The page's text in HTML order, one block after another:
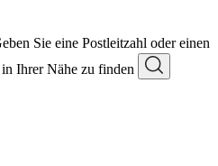
Sie eine Postleitzahl oder einen
Ihrer Nähe zu finden